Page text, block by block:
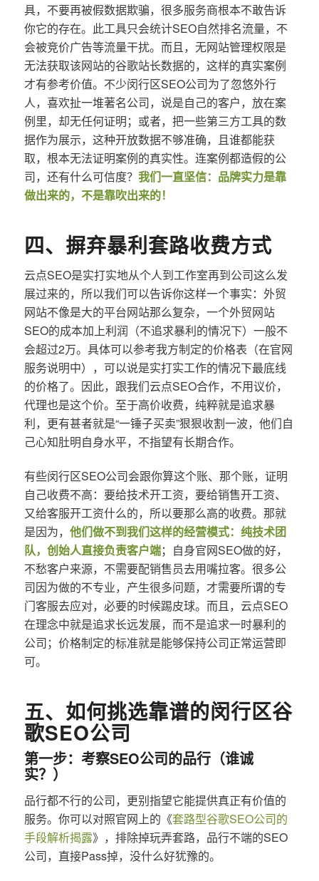
具，不要再被假数据欺骗，很多服务商根本不敢告诉
你它的存在。此工具只会统计SEO自然排名流量，不
会被竞价广告等流量干扰。而且，无网站管理权限是
无法获取该网站的谷歌站长数据的，这样的真实案例
才有参考价值。不少闵行区SEO公司为了忽悠外行
人，喜欢扯一堆著名公司，说是自己的客户，放在案
例里，却无任何证明；或者，把一些第三方工具的数
据作为展示，这种开放数据不够准确，且谁都能获
取，根本无法证明案例的真实性。连案例都造假的公
司，还有什么可信度？ 我们一直坚信：品牌实力是靠
做出来的，不是靠吹出来的！
四、摒弃暴利套路收费方式
云点SEO是实打实地从个人到工作室再到公司这么发
展过来的，所以我们可以告诉你这样一个事实：外贸
网站不像是大的平台网站那么复杂，一个外贸网站
SEO的成本加上利润（不追求暴利的情况下）一般不
会超过2万。具体可以参考我方制定的价格表（在官网
服务说明中），可以说是实打实工作的情况下最底线
的价格了。因此，跟我们云点SEO合作，不用议价，
代理也是这个价。至于高价收费，纯粹就是追求暴
利，更有甚者就是“一锤子买卖”狠狠收割一波，他们自
己心知肚明自身水平，不指望有长期合作。
有些闵行区SEO公司会跟你算这个账、那个账，证明
自己收费不高：要给技术开工资，要给销售开工资、
又给客服开工资什么的，所以要那么高的收费。那就
是因为， 他们做不到我们这样的经营模式：纯技术团
队，创始人直接负责客户端；自身官网SEO做的好，
不愁客户来源，不需要配销售员去用嘴拉客。很多公
司因为做的不专业，产生很多问题，才需要所谓的专
门客服去应对，必要的时候踢皮球。而且，云点SEO
在理念中就是追求长远发展，而不是追求一时暴利的
公司；价格制定的标准就是能够保持公司正常运营即
可。
五、如何挑选靠谱的闵行区谷
歌SEO公司
第一步：考察SEO公司的品行（谁诚
实？）
品行都不行的公司，更别指望它能提供真正有价值的
服务。你可以对照官网上的《套路型谷歌SEO公司的
手段解析揭露》，排除掉玩弄套路，品行不端的SEO
公司，直接Pass掉，没什么好犹豫的。